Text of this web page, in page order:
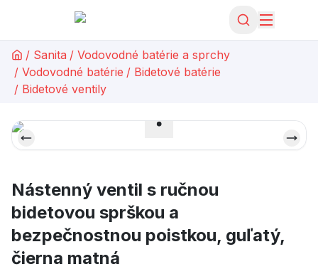
/ Sanita / Vodovodné batérie a sprchy
/ Vodovodné batérie / Bidetové batérie
/ Bidetové ventily
Nástenný ventil s ručnou
bidetovou sprškou a
bezpečnostnou poistkou, guľatý,
čierna matná